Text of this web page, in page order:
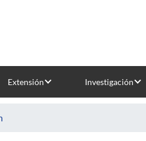
Extensión Investigación